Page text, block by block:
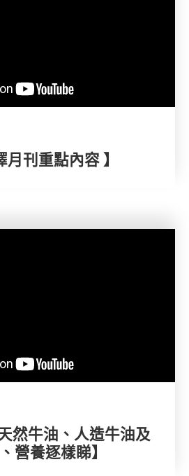
月刊重點內容 】
然牛油、人造牛油及
營養逐樣睇】